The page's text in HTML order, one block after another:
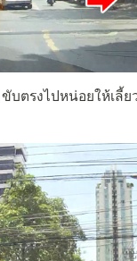
บตรงไปหน่อยให้เลี้